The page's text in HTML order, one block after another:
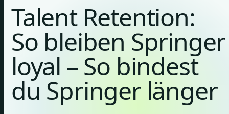
Talent Retention:
So bleiben Springer
loyal – So bindest
du Springer länger